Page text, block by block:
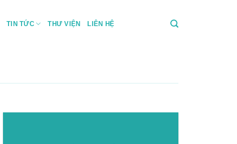
TIN TỨC THƯ VIỆN LIÊN HỆ